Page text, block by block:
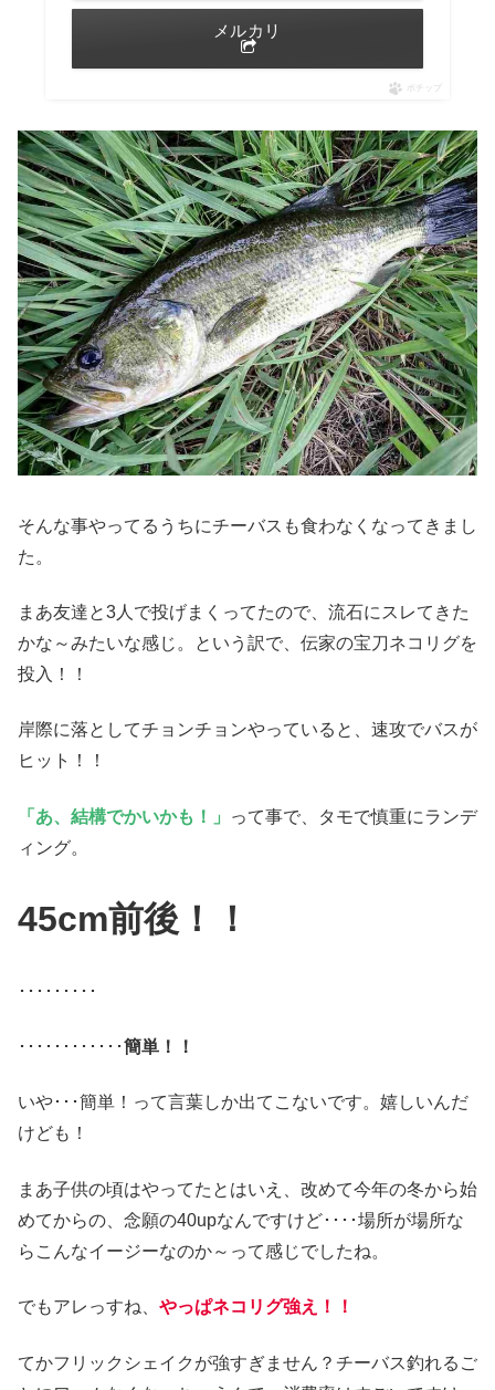
メルカリ
ポチップ
そんな事やってるうちにチーバスも食わなくなってきまし
た。
まあ友達と3人で投げまくってたので、流石にスレてきた
かな～みたいな感じ。という訳で、伝家の宝刀ネコリグを
投入！！
岸際に落としてチョンチョンやっていると、速攻でバスが
ヒット！！
「あ、結構でかいかも！」
って事で、タモで慎重にランデ
ィング。
45cm前後！！
･････････
････････････簡単！！
いや･･･簡単！って言葉しか出てこないです。嬉しいんだ
けども！
まあ子供の頃はやってたとはいえ、改めて今年の冬から始
めてからの、念願の40upなんですけど････場所が場所な
らこんなイージーなのか～って感じでしたね。
でもアレっすね、 やっぱネコリグ強え！！
てかフリックシェイクが強すぎません？チーバス釣れるご